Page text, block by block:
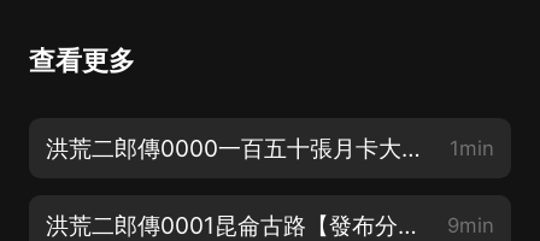
查看更多
洪荒二郎傳0000一百五十張月卡大放送 1min
洪荒二郎傳0001昆侖古路【發布分享+五星好評截圖到第一集，抽月卡！】 9min